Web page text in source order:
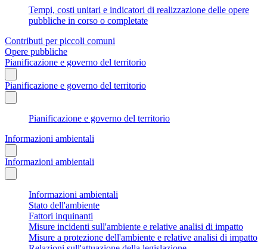
Tempi, costi unitari e indicatori di realizzazione delle opere
pubbliche in corso o completate
Contributi per piccoli comuni
Opere pubbliche
Pianificazione e governo del territorio
Pianificazione e governo del territorio
Pianificazione e governo del territorio
Informazioni ambientali
Informazioni ambientali
Informazioni ambientali
Stato dell'ambiente
Fattori inquinanti
Misure incidenti sull'ambiente e relative analisi di impatto
Misure a protezione dell'ambiente e relative analisi di impatto